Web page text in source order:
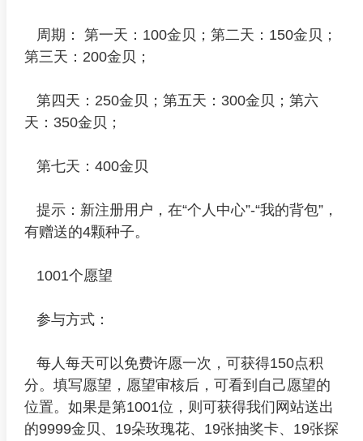
周期： 第一天：100金贝；第二天：150金贝；
第三天：200金贝；
第四天：250金贝；第五天：300金贝；第六
天：350金贝；
第七天：400金贝
提示：新注册用户，在“个人中心”-“我的背包”，
有赠送的4颗种子。
1001个愿望
参与方式：
每人每天可以免费许愿一次，可获得150点积
分。填写愿望，愿望审核后，可看到自己愿望的
位置。如果是第1001位，则可获得我们网站送出
的9999金贝、19朵玫瑰花、19张抽奖卡、19张探